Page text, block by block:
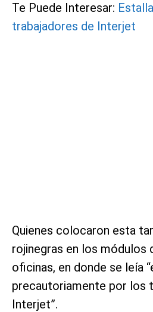
Te Puede Interesar:
trabajadores de Interjet
Quienes colocaron esta
rojinegras en los módulos
oficinas, en donde se leía
precautoriamente por los
Interjet”.